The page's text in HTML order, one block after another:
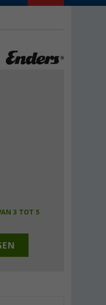
3 TOT 5